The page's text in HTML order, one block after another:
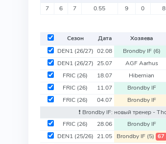
7 6 7 0.55 9 0 8
Сезон Дата Хозяева
DEN1 (26/27) 02.08 Brondby IF (6)
DEN1 (26/27) 25.07 AGF Aarhus
FRIC (26) 18.07 Hibernian
FRIC (26) 11.07 Brondby IF
FRIC (26) 04.07 Brondby IF
❗️ Brondby IF: новый тренер -
FRIC (26) 28.06 Brondby IF
DEN1 (25/26) 21.05 Brondby IF (5) 67